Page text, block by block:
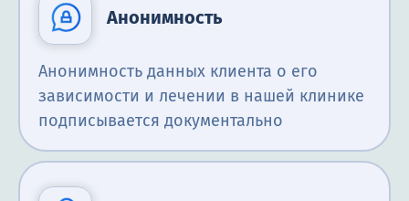
Анонимность
Анонимность данных клиента о его
зависимости и лечении в нашей клинике
подписывается документально